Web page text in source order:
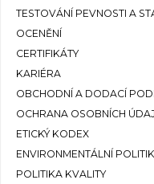
TESTOVÁNÍ PEVNOSTI A
OCENĚNÍ
CERTIFIKÁTY
KARIÉRA
OBCHODNÍ A DODACÍ
OCHRANA OSOBNÍCH
ETICKÝ KODEX
ENVIRONMENTÁLNÍ
POLITIKA KVALITY